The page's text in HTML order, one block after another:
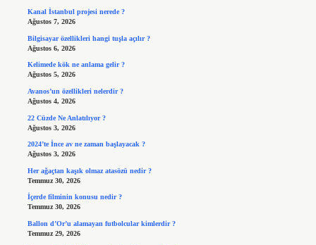
Kanal İstanbul projesi nerede ?
Ağustos 7, 2026
Bilgisayar özellikleri hangi tuşla açılır ?
Ağustos 6, 2026
Kelimede kök ne anlama gelir ?
Ağustos 5, 2026
Avanos’un özellikleri nelerdir ?
Ağustos 4, 2026
22 Cüzde Ne Anlatılıyor ?
Ağustos 3, 2026
2024’te İnce av ne zaman başlayacak ?
Ağustos 3, 2026
Her ağaçtan kaşık olmaz atasözü nedir ?
Temmuz 30, 2026
İçerde filminin konusu nedir ?
Temmuz 30, 2026
Ballon d’Or’u alamayan futbolcular kimlerdir ?
Temmuz 29, 2026